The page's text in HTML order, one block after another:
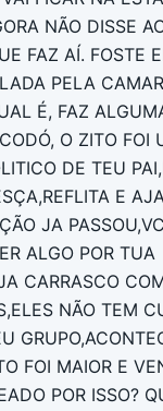
NÃO DISSE
FAZ AÍ. FOSTE
PELA
É, FAZ
O ZITO FOI
DE TEU
E
JA
ALGO POR TUA
CARRASCO
NÃO TEM
FOI MAIOR E
POR ISSO?